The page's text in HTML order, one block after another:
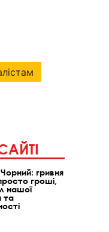
гривня
гроші,
нашої
та